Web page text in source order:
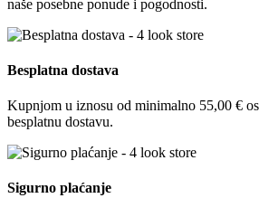
naše posebne ponude i pogodnosti.
Besplatna dostava
Kupnjom u iznosu od minimalno 55,00 €
besplatnu dostavu.
Sigurno plaćanje